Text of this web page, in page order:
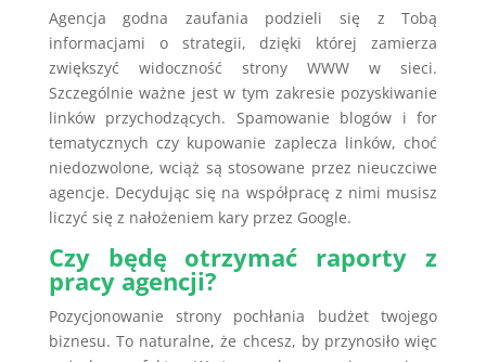
Agencja godna zaufania podzieli się z Tobą
informacjami o strategii, dzięki której zamierza
zwiększyć widoczność strony WWW w sieci.
Szczególnie ważne jest w tym zakresie pozyskiwanie
linków przychodzących. Spamowanie blogów i for
tematycznych czy kupowanie zaplecza linków, choć
niedozwolone, wciąż są stosowane przez nieuczciwe
agencje. Decydując się na współpracę z nimi musisz
liczyć się z nałożeniem kary przez Google.
Czy będę otrzymać raporty z
pracy agencji?
Pozycjonowanie strony pochłania budżet twojego
biznesu. To naturalne, że chcesz, by przynosiło więc